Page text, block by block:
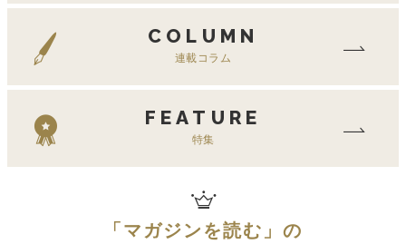
COLUMN
連載コラム
FEATURE
特集
「 マガジンを読む 」の